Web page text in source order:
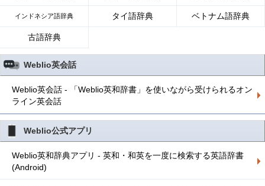
インドネシア語辞典 タイ語辞典 ベトナム語辞典
古語辞典
Weblio英会話
Weblio英会話 - 「Weblio英和辞書」を使いながら受けられるオン
ライン英会話
Weblio公式アプリ
Weblio英和辞典アプリ - 英和・和英を一度に検索する英語辞書
(Android)